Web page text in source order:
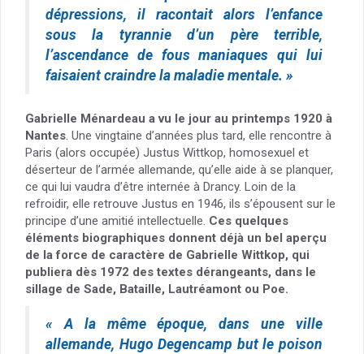
dépressions, il racontait alors l’enfance
sous la tyrannie d’un père terrible,
l’ascendance de fous maniaques qui lui
faisaient craindre la maladie mentale. »
Gabrielle Ménardeau a vu le jour au printemps 1920 à
Nantes. Une vingtaine d’années plus tard, elle rencontre à
Paris (alors occupée) Justus Wittkop, homosexuel et
déserteur de l’armée allemande, qu’elle aide à se planquer,
ce qui lui vaudra d’être internée à Drancy. Loin de la
refroidir, elle retrouve Justus en 1946, ils s’épousent sur le
principe d’une amitié intellectuelle. Ces quelques
éléments biographiques donnent déjà un bel aperçu
de la force de caractère de Gabrielle Wittkop, qui
publiera dès 1972 des textes dérangeants, dans le
sillage de Sade, Bataille, Lautréamont ou Poe.
« A la même époque, dans une ville
allemande, Hugo Degencamp but le poison